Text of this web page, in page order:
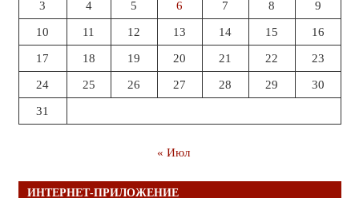
3 4 5 6 7 8 9
10 11 12 13 14 15 16
17 18 19 20 21 22 23
24 25 26 27 28 29 30
31
« Июл
ИНТЕРНЕТ-ПРИЛОЖЕНИЕ